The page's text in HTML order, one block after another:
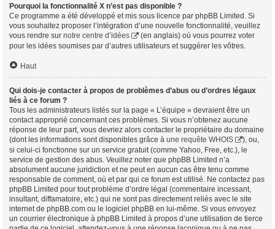
Pourquoi la fonctionnalité X n’est pas disponible ?
Ce programme a été développé et mis sous licence par phpBB Limited. Si
vous souhaitez proposer l’intégration d’une nouvelle fonctionnalité, veuillez
vous rendre sur notre centre d’idées
(en anglais) où vous pourrez voter
pour les idées soumises par d’autres utilisateurs et suggérer les vôtres.
Haut
Qui dois-je contacter à propos de problèmes d’abus ou d’ordres légaux
liés à ce forum ?
Tous les administrateurs listés sur la page « L’équipe » devraient être un
contact approprié concernant ces problèmes. Si vous n’obtenez aucune
réponse de leur part, vous devriez alors contacter le propriétaire du domaine
(dont les informations sont disponibles grâce à une requête WHOIS
), ou,
si celui-ci fonctionne sur un service gratuit (comme Yahoo, Free, etc.), le
service de gestion des abus. Veuillez noter que phpBB Limited n’a
absolument aucune juridiction et ne peut en aucun cas être tenu comme
responsable de comment, où et par qui ce forum est utilisé. Ne contactez pas
phpBB Limited pour tout problème d’ordre légal (commentaire incessant,
insultant, diffamatoire, etc.) qui ne sont pas directement reliés avec le site
internet de phpBB.com ou le logiciel phpBB en lui-même. Si vous envoyez
un courrier électronique à phpBB Limited à propos d’une utilisation de tierce